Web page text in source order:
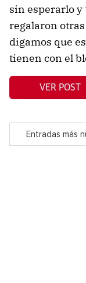
sin esperarlo y
regalaron
digamos que
tienen con el
VER POST
Entradas más